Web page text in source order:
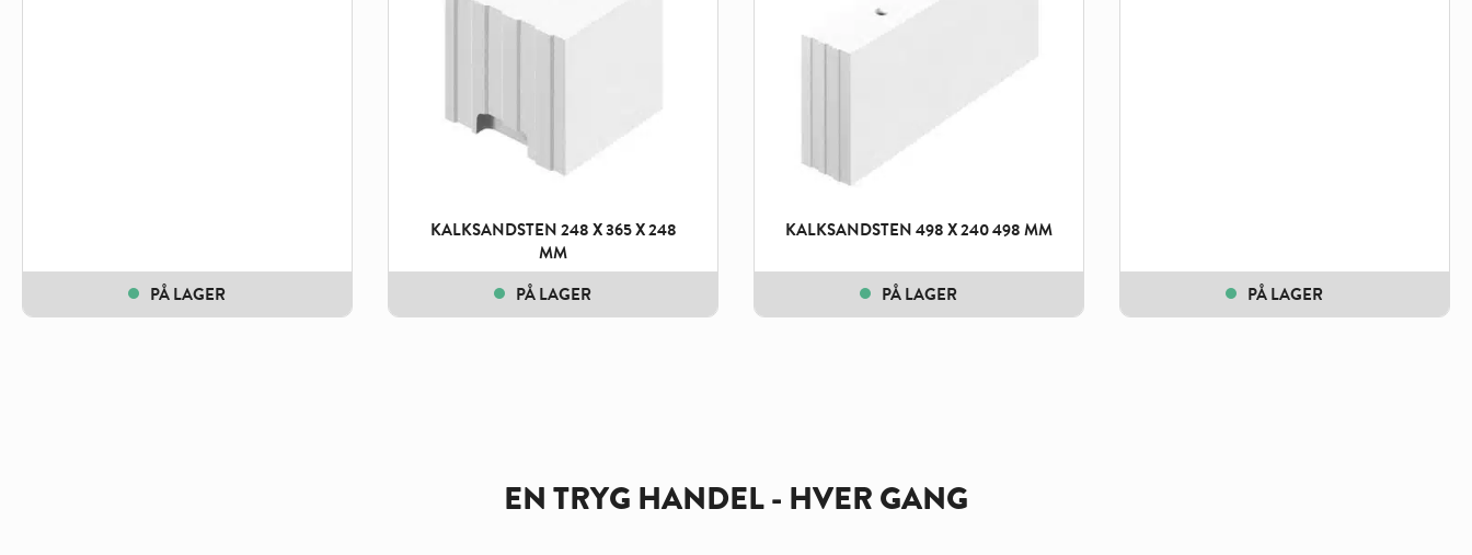
PÅ LAGER
KALKSANDSTEN 248 X 365 X 248
MM
PÅ LAGER
KALKSANDSTEN 498 X 240 498 MM
PÅ LAGER PÅ LAGER
EN TRYG HANDEL - HVER GANG